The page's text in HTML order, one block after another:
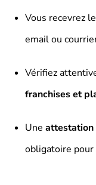
Vous recevrez
email ou
Vérifiez
franchises et
Uneattestation
obligatoire